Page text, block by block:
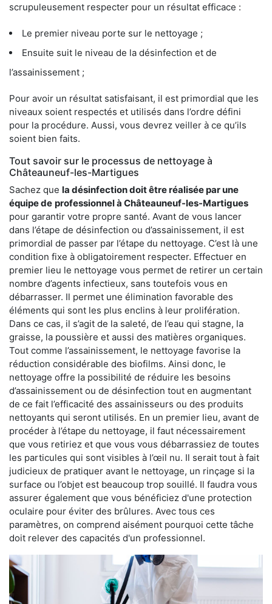
scrupuleusement respecter pour un résultat efficace :
Le premier niveau porte sur le nettoyage ;
Ensuite suit le niveau de la désinfection et de
l’assainissement ;
Pour avoir un résultat satisfaisant, il est primordial que les
niveaux soient respectés et utilisés dans l’ordre défini
pour la procédure. Aussi, vous devrez veiller à ce qu’ils
soient bien faits.
Tout savoir sur le processus de nettoyage à
Châteauneuf-les-Martigues
Sachez que la désinfection doit être réalisée par une
équipe de professionnel à Châteauneuf-les-Martigues
pour garantir votre propre santé. Avant de vous lancer
dans l’étape de désinfection ou d’assainissement, il est
primordial de passer par l’étape du nettoyage. C’est là une
condition fixe à obligatoirement respecter. Effectuer en
premier lieu le nettoyage vous permet de retirer un certain
nombre d’agents infectieux, sans toutefois vous en
débarrasser. Il permet une élimination favorable des
éléments qui sont les plus enclins à leur prolifération.
Dans ce cas, il s’agit de la saleté, de l’eau qui stagne, la
graisse, la poussière et aussi des matières organiques.
Tout comme l’assainissement, le nettoyage favorise la
réduction considérable des biofilms. Ainsi donc, le
nettoyage offre la possibilité de réduire les besoins
d’assainissement ou de désinfection tout en augmentant
de ce fait l’efficacité des assainisseurs ou des produits
nettoyants qui seront utilisés. En un premier lieu, avant de
procéder à l’étape du nettoyage, il faut nécessairement
que vous retiriez et que vous vous débarrassiez de toutes
les particules qui sont visibles à l’œil nu. Il serait tout à fait
judicieux de pratiquer avant le nettoyage, un rinçage si la
surface ou l’objet est beaucoup trop souillé. Il faudra vous
assurer également que vous bénéficiez d'une protection
oculaire pour éviter des brûlures. Avec tous ces
paramètres, on comprend aisément pourquoi cette tâche
doit relever des capacités d'un professionnel.